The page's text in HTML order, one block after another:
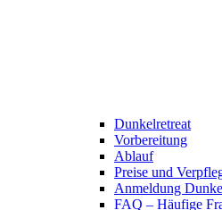
Dunkelretreat
Vorbereitung
Ablauf
Preise und
Anmeldung
FAQ – Häufige